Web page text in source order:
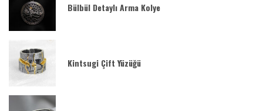
Bülbül Detaylı Arma Kolye
Kintsugi Çift Yüzüğü